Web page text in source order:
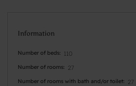
Information
Number of beds 110
Number of rooms 27
Number of rooms with bath and/or toilet 27